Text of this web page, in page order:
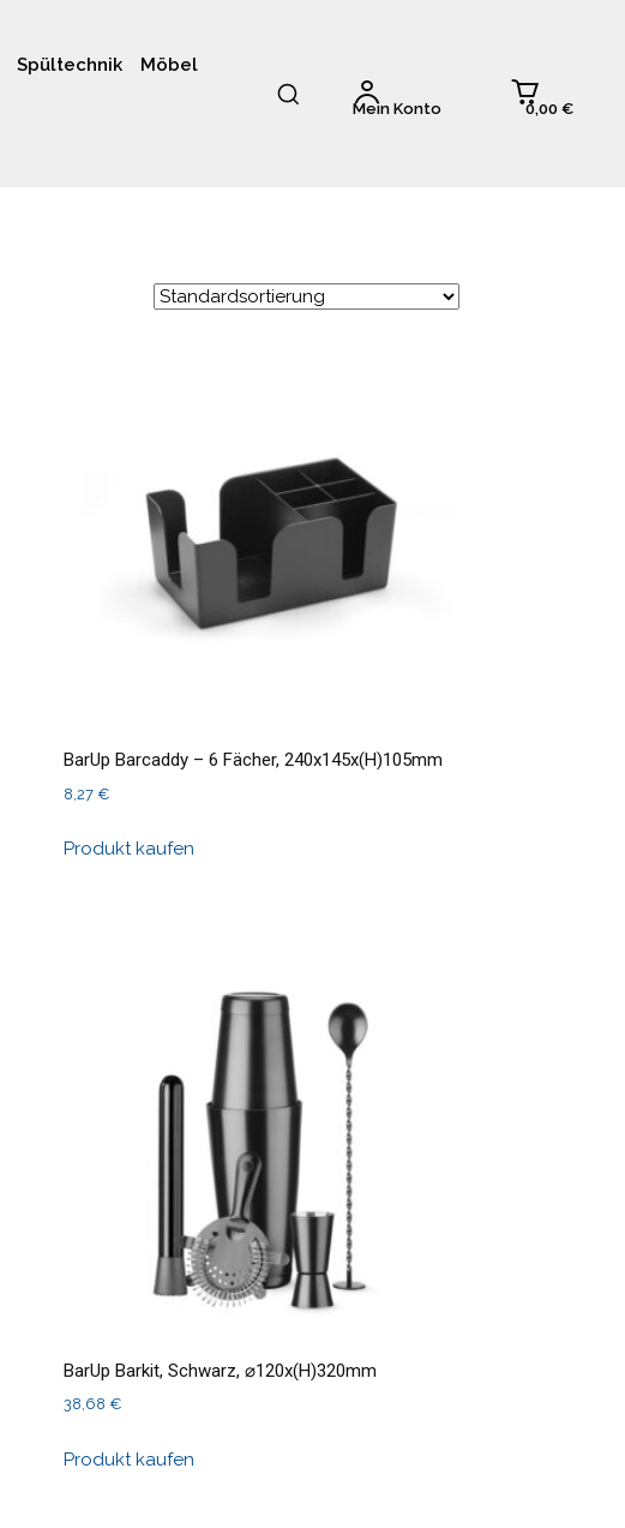
Spültechnik Möbel
Mein Konto 0,00 €
BarUp Barcaddy – 6 Fächer, 240x145x(H)105mm
8,27 €
Produkt kaufen
BarUp Barkit, Schwarz, ⌀120x(H)320mm
38,68 €
Produkt kaufen